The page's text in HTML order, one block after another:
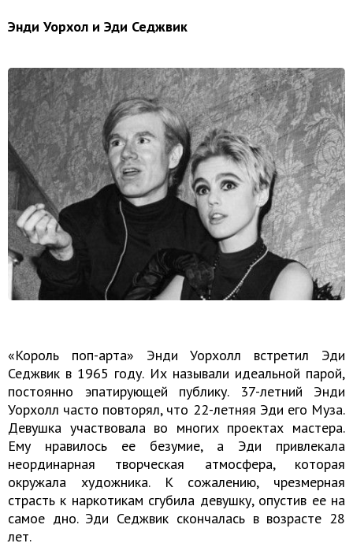
Энди Уорхол и Эди Седжвик
«Король поп-арта» Энди Уорхолл встретил Эди
Седжвик в 1965 году. Их называли идеальной парой,
постоянно эпатирующей публику. 37-летний Энди
Уорхолл часто повторял, что 22-летняя Эди его Муза.
Девушка участвовала во многих проектах мастера.
Ему нравилось ее безумие, а Эди привлекала
неординарная творческая атмосфера, которая
окружала художника. К сожалению, чрезмерная
страсть к наркотикам сгубила девушку, опустив ее на
самое дно. Эди Седжвик скончалась в возрасте 28
лет.